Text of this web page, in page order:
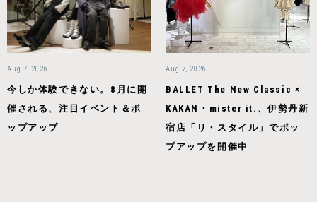
Aug 7, 2026
今しか体験できない。8月に開
催される、注目イベント＆ポ
ップアップ
Aug 7, 2026
BALLET The New Classic ×
KAKAN・mister it.、伊勢丹新
宿店「リ・スタイル」でポッ
プアップを開催中